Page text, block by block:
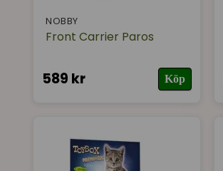
NOBBY
Front Carrier Paros
589 kr Köp